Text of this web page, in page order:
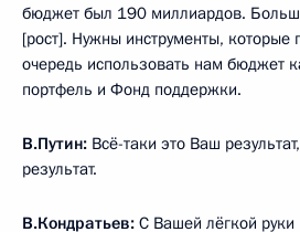
бюджет был 190 миллиардов.
[рост]. Нужны инструменты, которые
очередь использовать нам бюджет
портфель и Фонд поддержки.
В.Путин: Всё-таки это Ваш
результат.
В.Кондратьев: С Вашей лёгкой